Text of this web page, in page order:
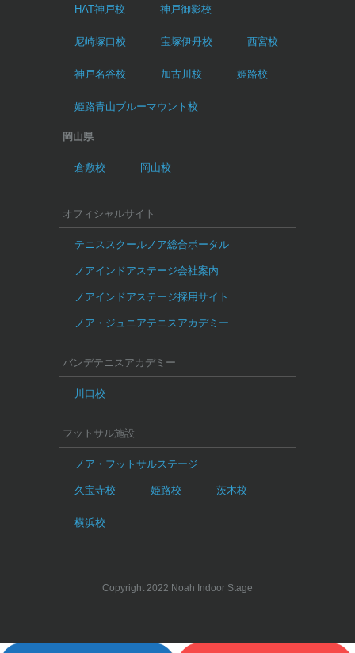
HAT神戸校 神戸御影校
尼崎塚口校 宝塚伊丹校 西宮校
神戸名谷校 加古川校 姫路校
姫路青山ブルーマウント校
岡山県
倉敷校 岡山校
オフィシャルサイト
テニススクールノア総合ポータル
ノアインドアステージ会社案内
ノアインドアステージ採用サイト
ノア・ジュニアテニスアカデミー
バンデテニスアカデミー
川口校
フットサル施設
ノア・フットサルステージ
久宝寺校 姫路校 茨木校
横浜校
Copyright 2022 Noah Indoor Stage